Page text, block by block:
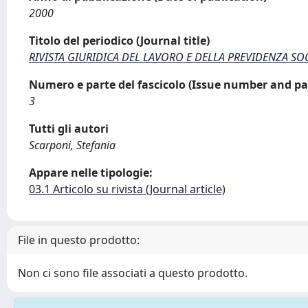
2000
Titolo del periodico (Journal title)
RIVISTA GIURIDICA DEL LAVORO E DELLA PREVIDENZA
Numero e parte del fascicolo (Issue number and
3
Tutti gli autori
Scarponi, Stefania
Appare nelle tipologie:
03.1 Articolo su rivista (Journal article)
File in questo prodotto:
Non ci sono file associati a questo prodotto.